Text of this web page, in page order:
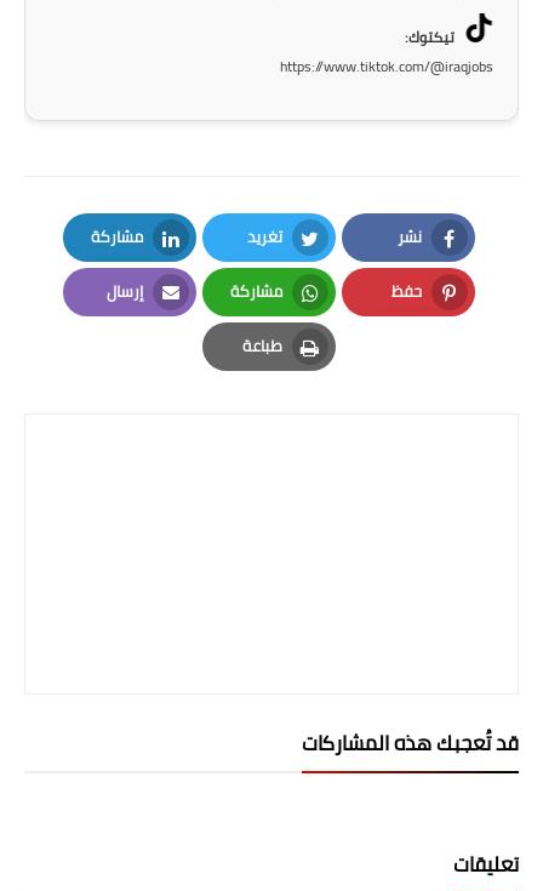
تيكتوك:
https://www.tiktok.com/@iraqjobs
نشر
Facebook
تغريد
Twitter
مشاركة
LinkedIn
حفظ
Pinterest
مشاركة
Whatsapp
إرسال
Email
طباعة
Print
قد تُعجبك هذه المشاركات
تعليقات